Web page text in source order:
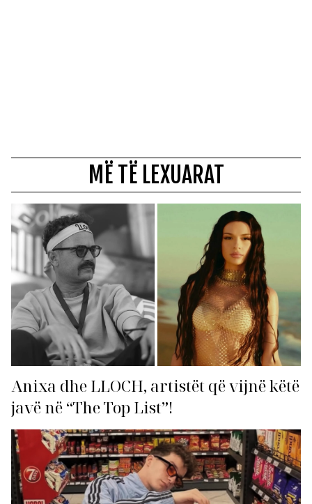
MË TË LEXUARAT
Anixa dhe LLOCH, artistët që vijnë këtë
javë në “The Top List”!